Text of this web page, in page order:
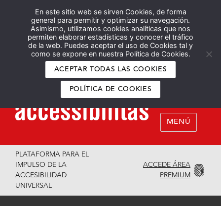
En este sitio web se sirven Cookies, de forma
general para permitir y optimizar su navegación.
Asimismo, utilizamos cookies analíticas que nos
permiten elaborar estadísticas y conocer el tráfico
de la web. Puedes aceptar el uso de Cookies tal y
como se expone en nuestra Política de Cookies.
ACEPTAR TODAS LAS COOKIES
POLÍTICA DE COOKIES
Español English
MENÚ
PLATAFORMA PARA EL
IMPULSO DE LA
ACCESIBILIDAD
UNIVERSAL
ACCEDE ÁREA
PREMIUM